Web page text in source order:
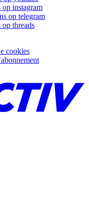
op instagram
op telegram
threads
cookies